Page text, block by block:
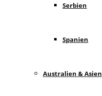
Serbien
Spanien
Australien & Asien